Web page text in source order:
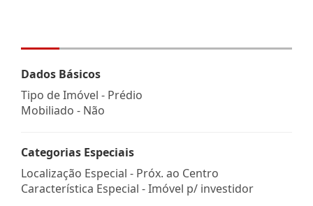
Dados Básicos
Tipo de Imóvel - Prédio
Mobiliado - Não
Categorias Especiais
Localização Especial - Próx. ao Centro
Característica Especial - Imóvel p/ investidor